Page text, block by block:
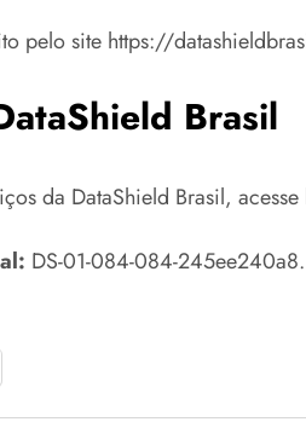
pelo site https://
Brasil
da DataShield Brasil, acesse
DS-01-084-084-